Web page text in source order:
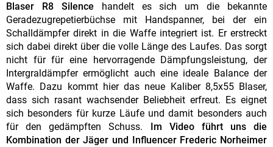
Blaser R8 Silence handelt es sich um die bekannte
Geradezugrepetierbüchse mit Handspanner, bei der ein
Schalldämpfer direkt in die Waffe integriert ist. Er erstreckt
sich dabei direkt über die volle Länge des Laufes. Das sorgt
nicht für für eine hervorragende Dämpfungsleistung, der
Intergraldämpfer ermöglicht auch eine ideale Balance der
Waffe. Dazu kommt hier das neue Kaliber 8,5x55 Blaser,
dass sich rasant wachsender Beliebheit erfreut. Es eignet
sich besonders für kurze Läufe und damit besonders auch
für den gedämpften Schuss.
Im Video führt uns die
Kombination der Jäger und Influencer Frederic Norheimer